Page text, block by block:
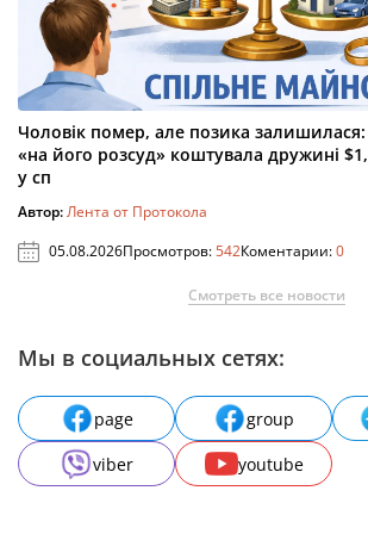
Чоловік помер, але позика
«на його розсуд» коштувала дружині
у сп
Автор:Лента от Протокола
05.08.2026Просмотров:542Коментарии:0
Смотреть все новости
Мы в социальных сетях:
page group
viber
youtube